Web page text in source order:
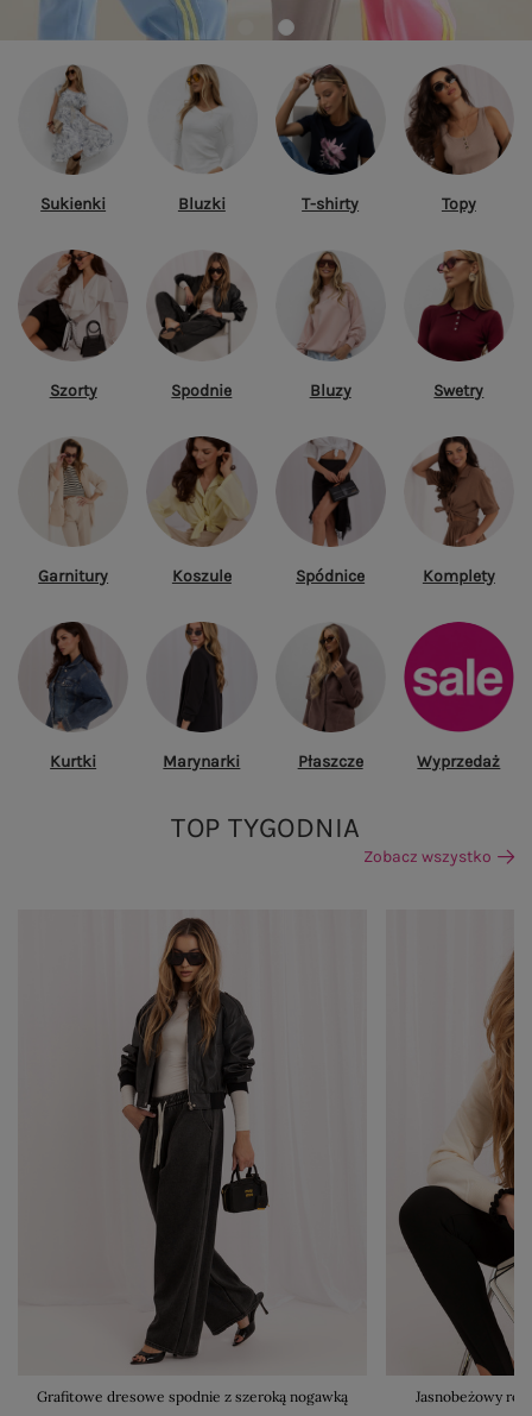
Sukienki Bluzki T-shirty Topy
Szorty Spodnie Bluzy Swetry
Garnitury Koszule Spódnice Komplety
Kurtki Marynarki Płaszcze Wyprzedaż
TOP TYGODNIA
Zobacz wszystko
Grafitowe dresowe spodnie z szeroką nogawką Jasnobeżowy